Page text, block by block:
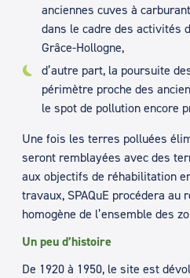
anciennes cuves à
dans le cadre des activités
Grâce-Hollogne,
d’autre part, la poursuite
périmètre proche des
le spot de pollution encore
Une fois les terres polluées
seront remblayées avec des
aux objectifs de réhabilitation
travaux, SPAQuE procédera au
homogène de l’ensemble des
Un peu d’histoire
De 1920 à 1950, le site est